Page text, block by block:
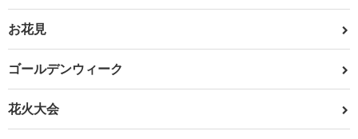
お花見
ゴールデンウィーク
花火大会